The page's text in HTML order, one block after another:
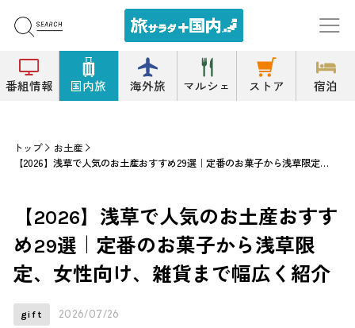
番組情報 国内旅 海外旅 マルシェ ストア 宿泊
トップ
お土産
【2026】浅草で人気のお土産おすすめ29選｜定番のお菓子から浅草限定、女性向け、雑貨まで幅広く紹介
【2026】浅草で人気のお土産おすす
め29選｜定番のお菓子から浅草限
定、女性向け、雑貨まで幅広く紹介
gift 2026/07/26